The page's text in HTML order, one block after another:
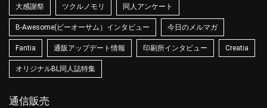
大感謝祭 ツクルノモリ 同人アンケート
B-Awesome(ビーオーサム）インタビュー 今日のメルマガ
Fantia 通販アップデート情報 印刷所インタビュー Creatia
オリジナルBL同人誌特集
通信販売